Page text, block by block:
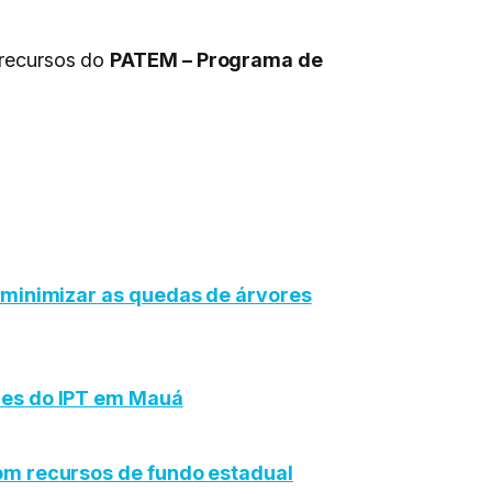
do PATEM – Programa de
as quedas de árvores
do IPT em Mauá
recursos de fundo estadual